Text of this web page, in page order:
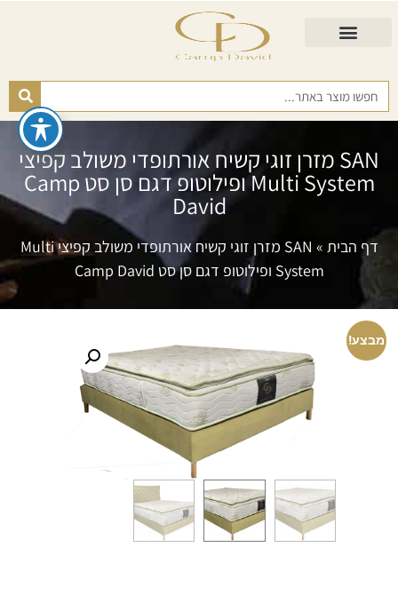
SAN מזרן זוגי קשיח אורתופדי משולב קפיצי
Multi System ופילוטופ דגם סן סט Camp
David
דף הבית »
SAN מזרן זוגי קשיח אורתופדי משולב קפיצי Multi
System ופילוטופ דגם סן סט Camp David
מבצע!